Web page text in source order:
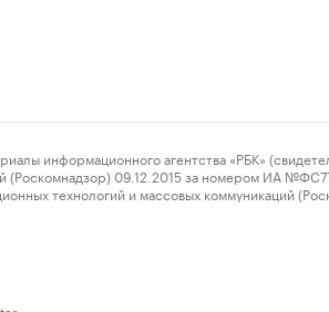
агентства «РБК»
09.12.2015 за номером ИА
технологий и массовых коммуникаций